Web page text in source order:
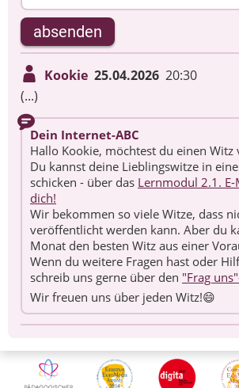
absenden
Kookie 25.04.2026 20:30
(...)
Dein Internet-ABC
Hallo Kookie, möchtest du einen Witz
Du kannst deine Lieblingswitze in
schicken - über das Lernmodul 2.1.
dich!
Wir bekommen so viele Witze, dass
veröffentlicht werden kann. Aber du
Monat den besten Witz aus einer
Wenn du weitere Fragen hast oder
schreib uns gerne über den "Frag
Wir freuen uns über jeden Witz!😄